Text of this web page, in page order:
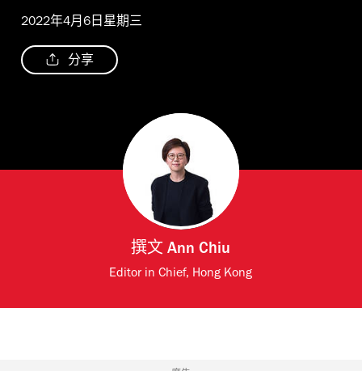
2022年4月6日星期三
分享
撰文Ann Chiu
Editor in Chief, Hong Kong